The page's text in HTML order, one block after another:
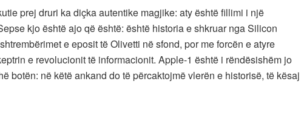
prej druri ka diçka autentike magjike: aty është fillimi i një
kjo është ajo që është: është historia e shkruar nga Silicon
e eposit të Olivetti në sfond, por me forcën e atyre
e revolucionit të informacionit. Apple-1 është i rëndësishëm jo
botën: në këtë ankand do të përcaktojmë vlerën e historisë, të kësaj